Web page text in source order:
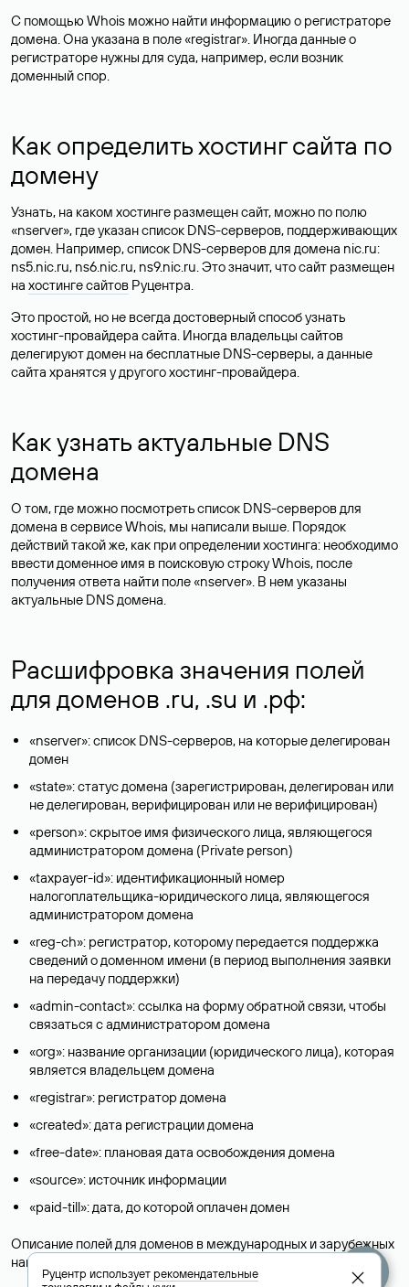
С помощью Whois можно найти информацию о регистраторе
домена. Она указана в поле «registrar». Иногда данные о
регистраторе нужны для суда, например, если возник
доменный спор.
Как определить хостинг сайта по
домену
Узнать, на каком хостинге размещен сайт, можно по полю
«nserver», где указан список DNS-серверов, поддерживающих
домен. Например, список DNS-серверов для домена nic.ru:
ns5.nic.ru, ns6.nic.ru, ns9.nic.ru. Это значит, что сайт размещен
на хостинге сайтов Руцентра.
Это простой, но не всегда достоверный способ узнать
хостинг-провайдера сайта. Иногда владельцы сайтов
делегируют домен на бесплатные DNS-серверы, а данные
сайта хранятся у другого хостинг-провайдера.
Как узнать актуальные DNS
домена
О том, где можно посмотреть список DNS-серверов для
домена в сервисе Whois, мы написали выше. Порядок
действий такой же, как при определении хостинга: необходимо
ввести доменное имя в поисковую строку Whois, после
получения ответа найти поле «nserver». В нем указаны
актуальные DNS домена.
Расшифровка значения полей
для доменов .ru, .su и .рф:
«nserver»: список DNS-серверов, на которые делегирован
домен
«state»: статус домена (зарегистрирован, делегирован или
не делегирован, верифицирован или не верифицирован)
«person»: скрытое имя физического лица, являющегося
администратором домена (Privatе person)
«taxpayer-id»: идентификационный номер
налогоплательщика-юридического лица, являющегося
администратором домена
«reg-ch»: регистратор, которому передается поддержка
сведений о доменном имени (в период выполнения заявки
на передачу поддержки)
«admin-contact»: ссылка на форму обратной связи, чтобы
связаться с администратором домена
«org»: название организации (юридического лица), которая
является владельцем домена
«registrar»: регистратор домена
«created»: дата регистрации домена
«free-date»: плановая дата освобождения домена
«source»: источник информации
«paid-till»: дата, до которой оплачен домен
Описание полей для доменов в международных и зарубежных
национальных доменах представлены в разделе «
».
Руцентр используетрекомендательные